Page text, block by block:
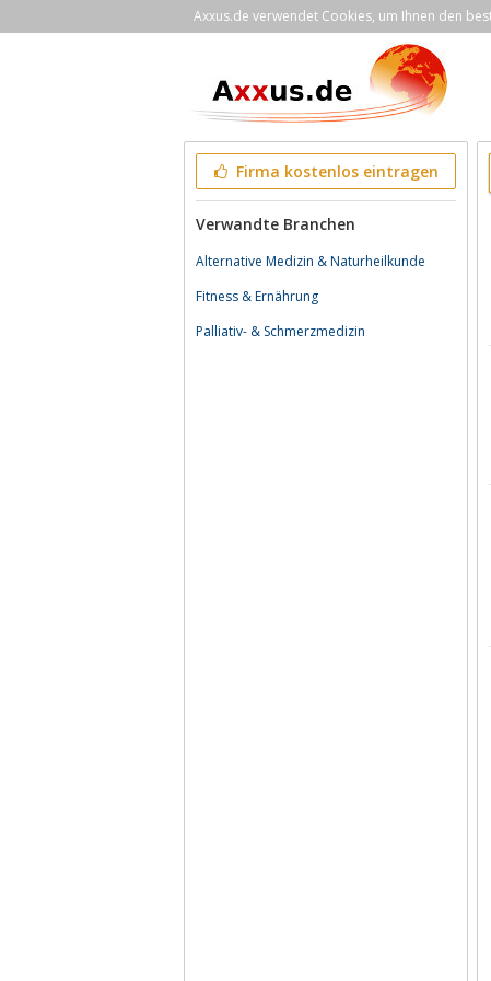
Axxus.de verwendet Cookies, um Ihnen den
Firma kostenlos eintragen
Verwandte Branchen
Alternative Medizin & Naturheilkunde
Fitness & Ernährung
Palliativ- & Schmerzmedizin